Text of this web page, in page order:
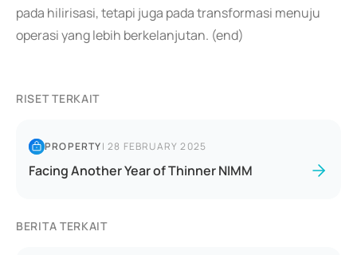
pada hilirisasi, tetapi juga pada transformasi menuju
operasi yang lebih berkelanjutan. (end)
RISET TERKAIT
PROPERTY|28 FEBRUARY 2025
Facing Another Year of Thinner NIMM
BERITA TERKAIT